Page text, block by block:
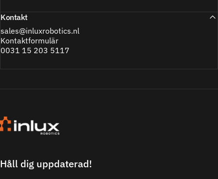
Kontakt
sales@inluxrobotics.nl
Kontaktformulär
0031 15 203 5117
Inlux Robotics
Håll dig uppdaterad!